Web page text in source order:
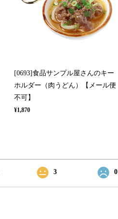
[0693]食品サンプル屋さんのキー
ホルダー（肉うどん）【メール便
不可】
¥1,870
3 0